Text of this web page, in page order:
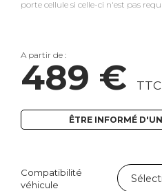
porte cellule si celle-ci n'est pas
A partir de :
489 € TTC
ÊTRE INFORMÉ
Compatibilité
véhicule